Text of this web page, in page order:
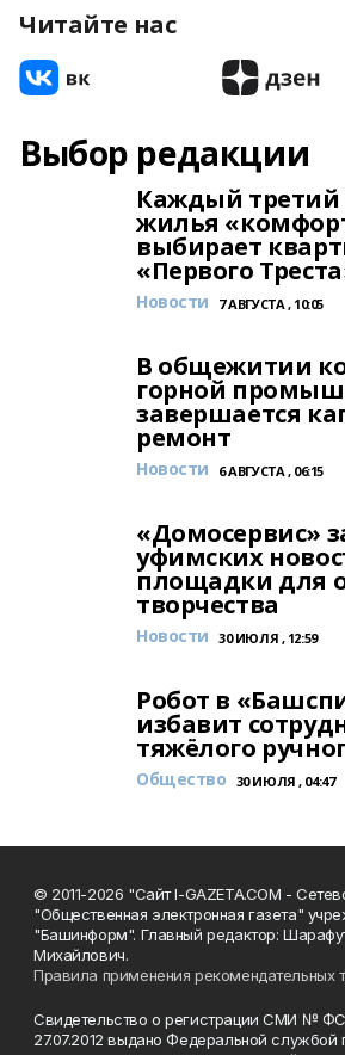
Читайте нас
Выбор редакции
Каждый третий
жилья
выбирает
«Первого
Новости 7 АВГУСТА , 10:05
В общежитии
горной
завершается
ремонт
Новости 6 АВГУСТА , 06:15
«Домосервис»
уфимских
площадки для
творчества
Новости 30 ИЮЛЯ , 12:59
Робот в
избавит
тяжёлого
Общество 30 ИЮЛЯ , 04:47
© 2011-2026 "Сайт I-GAZETA.COM -
"Общественная электронная газета"
"Башинформ". Главный редактор:
Михайлович.
Правила применения рекомендательных
Свидетельство о регистрации СМИ №
27.07.2012 выдано Федеральной службой